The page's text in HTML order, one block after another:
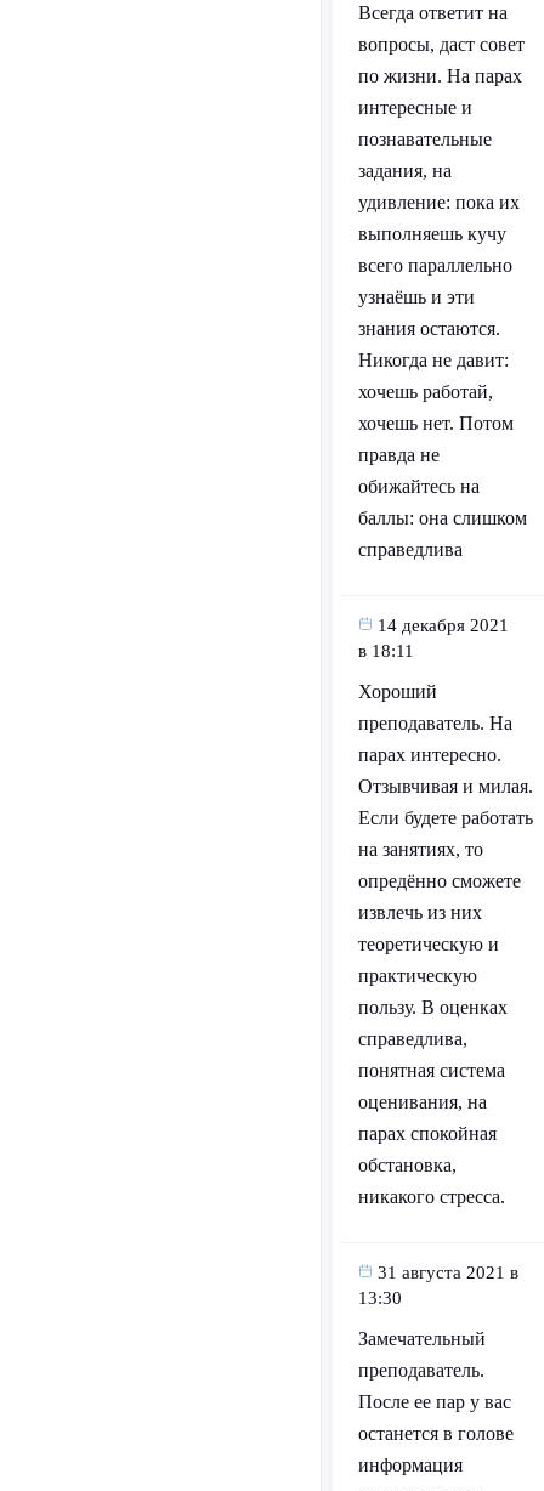
Всегда ответит на
вопросы, даст совет
по жизни. На парах
интересные и
познавательные
задания, на
удивление: пока их
выполняешь кучу
всего параллельно
узнаёшь и эти
знания остаются.
Никогда не давит:
хочешь работай,
хочешь нет. Потом
правда не
обижайтесь на
баллы: она слишком
справедлива
14 декабря 2021
в 18:11
Хороший
преподаватель. На
парах интересно.
Отзывчивая и милая.
Если будете работать
на занятиях, то
опредённо сможете
извлечь из них
теоретическую и
практическую
пользу. В оценках
справедлива,
понятная система
оценивания, на
парах спокойная
обстановка,
никакого стресса.
31 августа 2021 в
13:30
Замечательный
преподаватель.
После ее пар у вас
останется в голове
информация